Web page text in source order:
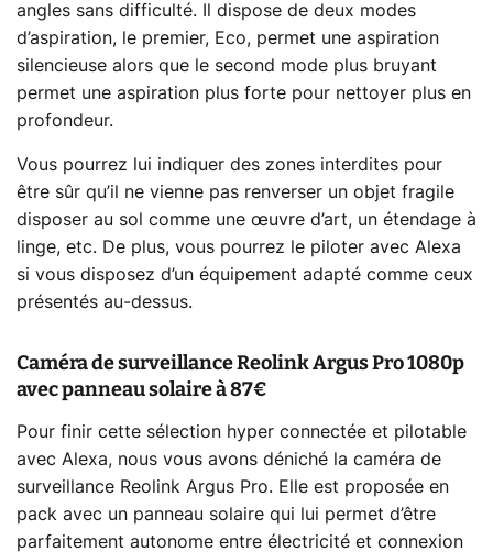
angles sans difficulté. Il dispose de deux modes
d’aspiration, le premier, Eco, permet une aspiration
silencieuse alors que le second mode plus bruyant
permet une aspiration plus forte pour nettoyer plus en
profondeur.
Vous pourrez lui indiquer des zones interdites pour
être sûr qu’il ne vienne pas renverser un objet fragile
disposer au sol comme une œuvre d’art, un étendage à
linge, etc. De plus, vous pourrez le piloter avec Alexa
si vous disposez d’un équipement adapté comme ceux
présentés au-dessus.
Caméra de surveillance Reolink Argus Pro 1080p
avec panneau solaire à 87€
Pour finir cette sélection hyper connectée et pilotable
avec Alexa, nous vous avons déniché la caméra de
surveillance Reolink Argus Pro. Elle est proposée en
pack avec un panneau solaire qui lui permet d’être
parfaitement autonome entre électricité et connexion